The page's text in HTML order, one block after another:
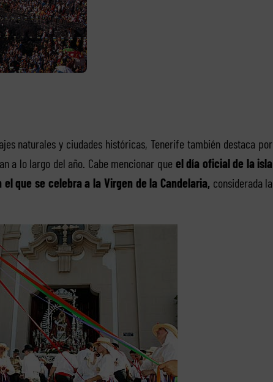
naturales y ciudades históricas, Tenerife también destaca por
a lo largo del año. Cabe mencionar que el día oficial de la isla
que se celebra a la Virgen de la Candelaria, considerada la